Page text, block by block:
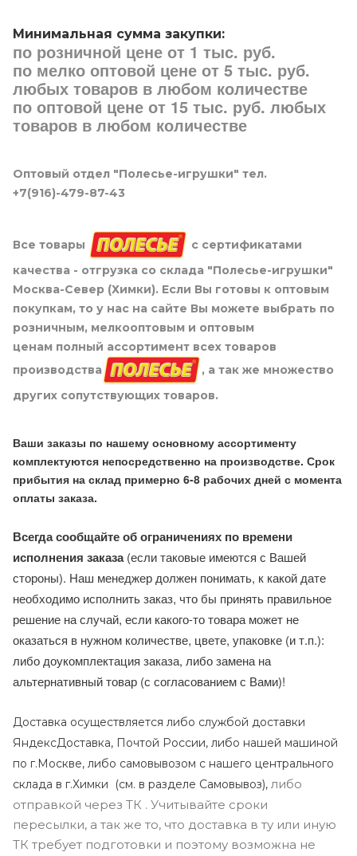
Минимальная сумма закупки:
по розничной цене от 1 тыс. руб.
по мелко оптовой цене от 5 тыс. руб.
любых товаров в любом количестве
по оптовой цене от 15 тыс. руб. любых
товаров в любом количестве
Оптовый отдел "Полесье-игрушки" тел.
+7(916)-479-87-43
Все товары
с сертификатами
качества - отгрузка со склада "Полесье-игрушки"
Москва-Север (Химки). Если Вы готовы к оптовым
покупкам, то у нас на сайте Вы можете выбрать по
розничным, мелкооптовым и оптовым
ценам полный ассортимент всех товаров
производства
, а так же множество
других сопутствующих товаров.
Ваши заказы по нашему основному ассортименту
комплектуются непосредственно на производстве. Срок
прибытия на склад примерно 6-8 рабочих дней с момента
оплаты заказа.
Всегда сообщайте об ограничениях по времени
исполнения заказа(если таковые имеются с Вашей
стороны). Наш менеджер должен понимать, к какой дате
необходимо исполнить заказ, что бы принять правильное
решение на случай, если какого-то товара может не
оказаться в нужном количестве, цвете, упаковке (и т.п.):
либо доукомплектация заказа, либо замена на
альтернативный товар (с согласованием с Вами)!
Доставка осуществляется либо службой доставки
ЯндексДоставка, Почтой России, либо нашей машиной
по г.Москве, либо самовывозом с нашего центрального
склада в г.Химки (см. в разделе Самовывоз), либо
отправкой через ТК . Учитывайте сроки
пересылки, а так же то, что доставка в ту или иную
ТК требует подготовки и поэтому возможна не